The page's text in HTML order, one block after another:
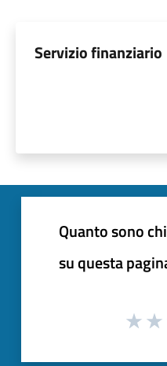
Servizio finanziario
Quanto sono
su questa